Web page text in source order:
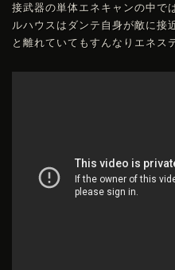
接武器の単体エネキャンの中で
ルハウスはダンテ自身が敵に接
と離れていてもすんなりエネス